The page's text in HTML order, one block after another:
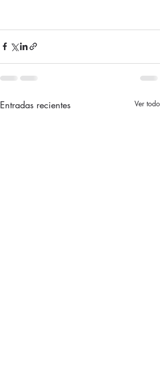
Entradas recientes Ver todo